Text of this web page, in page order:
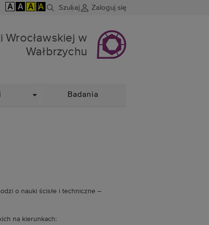
A A A A Szukaj Zaloguj się
w Wałbrzychu
Wrocławskiej w
Wałbrzychu
Badania
o nauki ścisłe i techniczne –
na kierunkach: